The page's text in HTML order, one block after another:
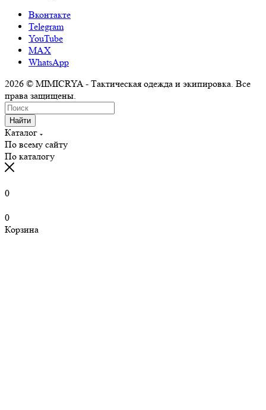
Вконтакте
Telegram
YouTube
MAX
WhatsApp
2026 © MIMICRYA - Тактическая одежда и экипировка. Все
права защищены.
Найти
Каталог
По всему сайту
По каталогу
0
0
Корзина